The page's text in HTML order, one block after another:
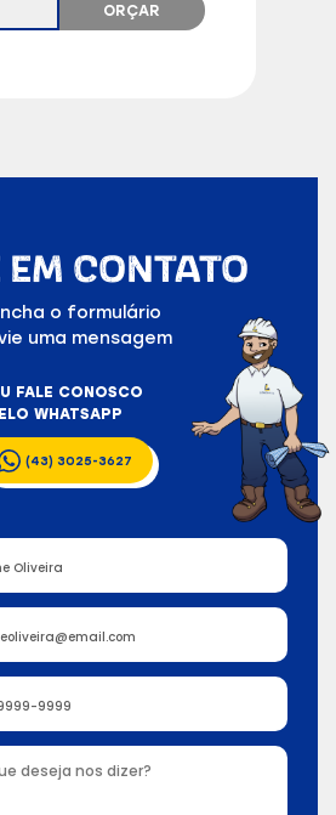
ORÇAR
EM CONTATO
o formulário
uma mensagem
FALE CONOSCO
WHATSAPP
(43) 3025-3627